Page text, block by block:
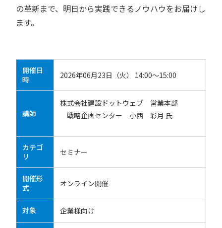
の革新まで、明日から実践できるノウハウをお届けし
ます。
開催日
時
2026年06月23日（火） 14:00～15:00
講師
株式会社建設ドットウェブ 営業本部
戦略企画センター 小西 彩月 氏
カテゴ
リ
セミナー
開催形
式
オンライン開催
対象 企業様向け